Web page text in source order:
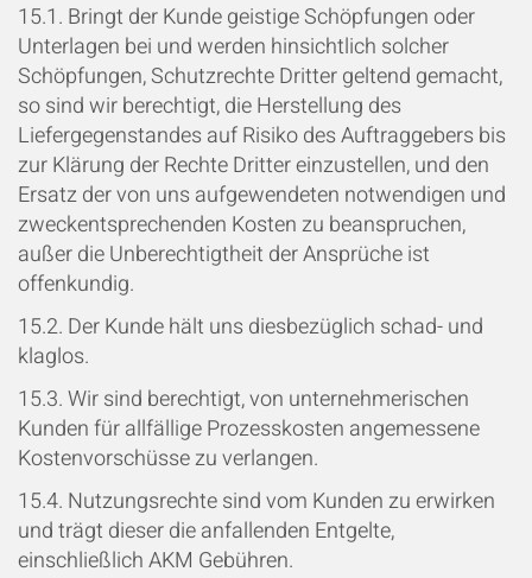
15.1. Bringt der Kunde geistige Schöpfungen oder
Unterlagen bei und werden hinsichtlich solcher
Schöpfungen, Schutzrechte Dritter geltend gemacht,
so sind wir berechtigt, die Herstellung des
Liefergegenstandes auf Risiko des Auftraggebers bis
zur Klärung der Rechte Dritter einzustellen, und den
Ersatz der von uns aufgewendeten notwendigen und
zweckentsprechenden Kosten zu beanspruchen,
außer die Unberechtigtheit der Ansprüche ist
offenkundig.
15.2. Der Kunde hält uns diesbezüglich schad- und
klaglos.
15.3. Wir sind berechtigt, von unternehmerischen
Kunden für allfällige Prozesskosten angemessene
Kostenvorschüsse zu verlangen.
15.4. Nutzungsrechte sind vom Kunden zu erwirken
und trägt dieser die anfallenden Entgelte,
einschließlich AKM Gebühren.